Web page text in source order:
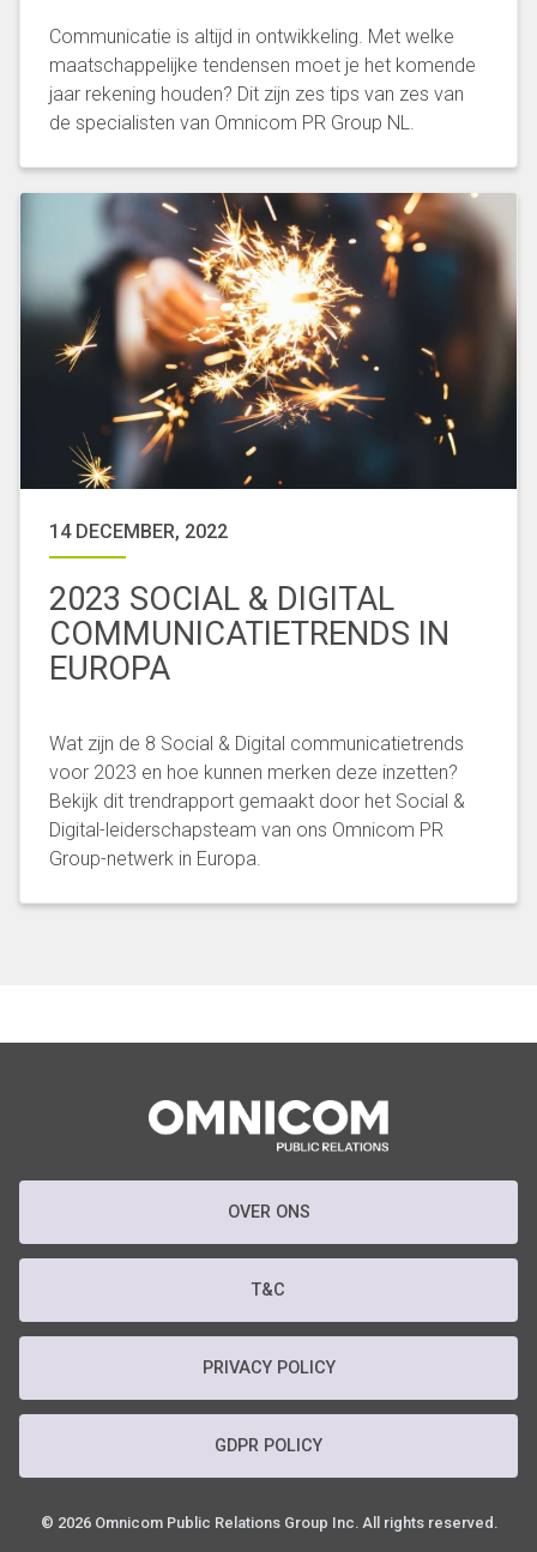
Communicatie is altijd in ontwikkeling. Met welke
maatschappelijke tendensen moet je het komende
jaar rekening houden? Dit zijn zes tips van zes van
de specialisten van Omnicom PR Group NL.
14 DECEMBER, 2022
2023 SOCIAL & DIGITAL
COMMUNICATIETRENDS IN
EUROPA
Wat zijn de 8 Social & Digital communicatietrends
voor 2023 en hoe kunnen merken deze inzetten?
Bekijk dit trendrapport gemaakt door het Social &
Digital-leiderschapsteam van ons Omnicom PR
Group-netwerk in Europa.
OVER ONS
T&C
PRIVACY POLICY
GDPR POLICY
© 2026 Omnicom Public Relations Group Inc. All rights reserved.